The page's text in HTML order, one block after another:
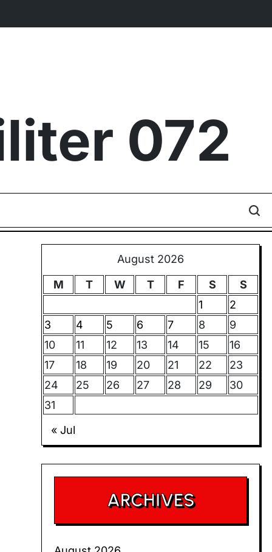
072
August 2026
M
T W T F S
S
1
2
3
4 5 6 7 8
9
10
11 12 13 14 15
16
17
18 19 20 21 22
23
24
25 26 27 28 29
30
31
« Jul
ARCHIVES